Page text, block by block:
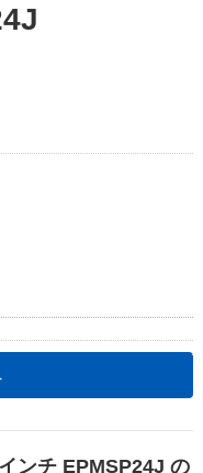
ンチ EPMSP24J の